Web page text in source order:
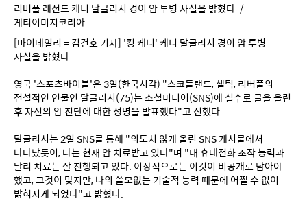
리버풀 레전드 케니 달글리시 경이 암 투병 사실을 밝혔다. /
게티이미지코리아
[마이데일리 = 김건호 기자] '킹 케니' 케니 달글리시 경이 암 투병
사실을 밝혔다.
영국 '스포츠바이블'은 3일(한국시각) "스코틀랜드, 셀틱, 리버풀의
전설적인 인물인 달글리시(75)는 소셜미디어(SNS)에 실수로 글을 올린
후 자신의 암 진단에 대한 성명을 발표했다"고 전했다.
달글리시는 2일 SNS를 통해 "의도치 않게 올린 SNS 게시물에서
나타났듯이, 나는 현재 암 치료받고 있다"며 "내 휴대전화 조작 능력과
달리 치료는 잘 진행되고 있다. 이상적으로는 이것이 비공개로 남아야
했고, 그것이 맞지만, 나의 쓸모없는 기술적 능력 때문에 어쩔 수 없이
밝혀지게 되었다"고 밝혔다.